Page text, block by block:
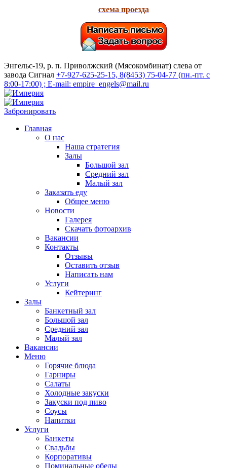
схема проезда
Энгельс-19, р. п. Приволжский (Мясокомбинат) слева от
завода Сигнал +7-927-625-25-15, 8(8453) 75-04-77 (пн.-пт. с
8:00-17:00) ; E-mail: empire_engels@mail.ru
Забронировать
Главная
О нас
Наша стратегия
Залы
Большой зал
Средний зал
Малый зал
Заказать еду
Общее меню
Новости
Галерея
Скачать фотоархив
Вакансии
Контакты
Отзывы
Оставить отзыв
Написать нам
Услуги
Кейтеринг
Залы
Банкетный зал
Большой зал
Средний зал
Малый зал
Вакансии
Меню
Горячие блюда
Гарниры
Салаты
Холодные закуски
Закуски под пиво
Соусы
Напитки
Услуги
Банкеты
Свадьбы
Корпоративы
Поминальные обеды